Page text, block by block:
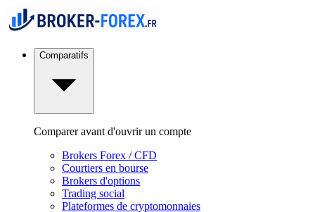
Comparatifs
Comparer avant d'ouvrir un compte
Brokers Forex / CFD
Courtiers en bourse
Brokers d'options
Trading social
Plateformes de cryptomonnaies